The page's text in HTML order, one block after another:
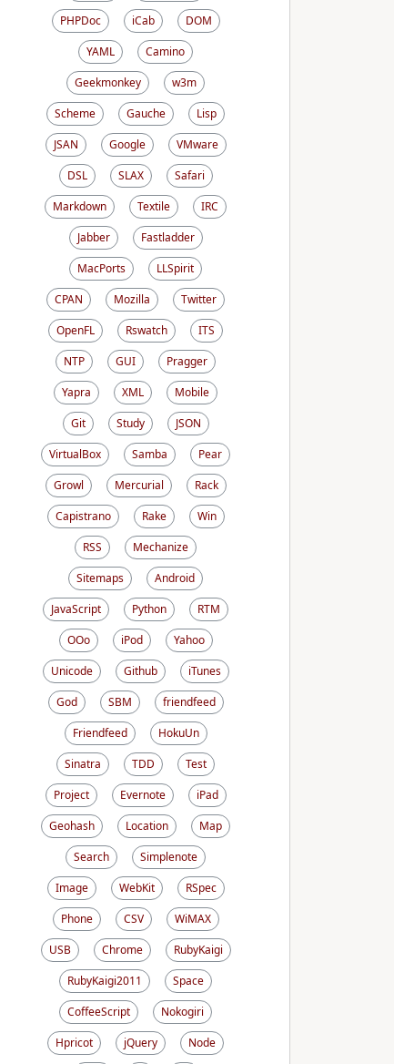
PHPDoc
iCab
DOM
YAML
Camino
Geekmonkey
w3m
Scheme
Gauche
Lisp
JSAN
Google
VMware
DSL
SLAX
Safari
Markdown
Textile
IRC
Jabber
Fastladder
MacPorts
LLSpirit
CPAN
Mozilla
Twitter
OpenFL
Rswatch
ITS
NTP
GUI
Pragger
Yapra
XML
Mobile
Git
Study
JSON
VirtualBox
Samba
Pear
Growl
Mercurial
Rack
Capistrano
Rake
Win
RSS
Mechanize
Sitemaps
Android
JavaScript
Python
RTM
OOo
iPod
Yahoo
Unicode
Github
iTunes
God
SBM
friendfeed
Friendfeed
HokuUn
Sinatra
TDD
Test
Project
Evernote
iPad
Geohash
Location
Map
Search
Simplenote
Image
WebKit
RSpec
Phone
CSV
WiMAX
USB
Chrome
RubyKaigi
RubyKaigi2011
Space
CoffeeScript
Nokogiri
Hpricot
jQuery Node